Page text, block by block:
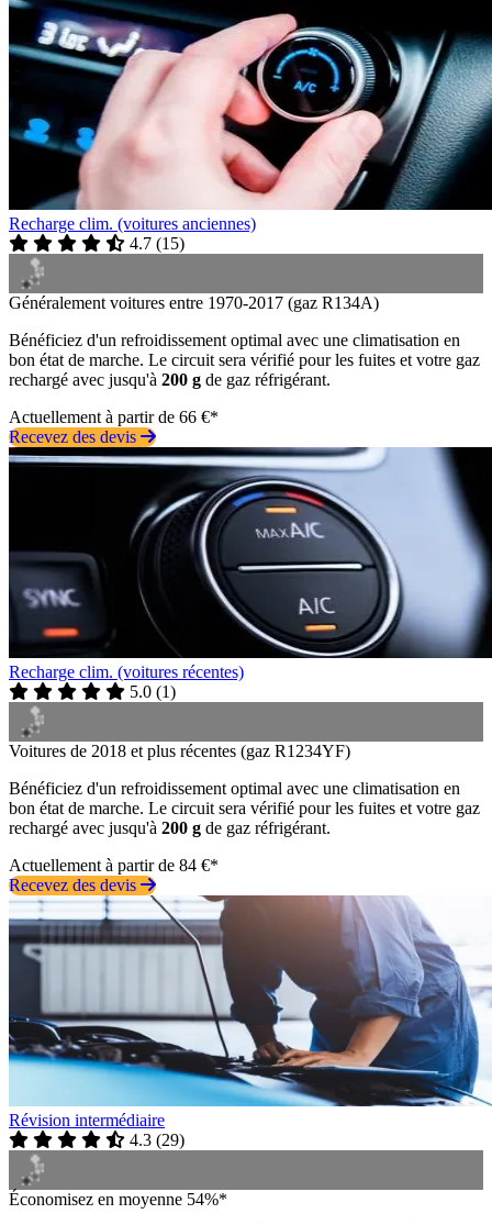
Recharge clim. (voitures anciennes)
4.7 (15)
Généralement voitures entre 1970-2017 (gaz R134A)
Bénéficiez d'un refroidissement optimal avec une climatisation en
bon état de marche. Le circuit sera vérifié pour les fuites et votre gaz
rechargé avec jusqu'à 200 g de gaz réfrigérant.
Actuellement à partir de 66 €*
Recevez des devis
Recharge clim. (voitures récentes)
5.0 (1)
Voitures de 2018 et plus récentes (gaz R1234YF)
Bénéficiez d'un refroidissement optimal avec une climatisation en
bon état de marche. Le circuit sera vérifié pour les fuites et votre gaz
rechargé avec jusqu'à 200 g de gaz réfrigérant.
Actuellement à partir de 84 €*
Recevez des devis
Révision intermédiaire
4.3 (29)
Économisez en moyenne 54%*